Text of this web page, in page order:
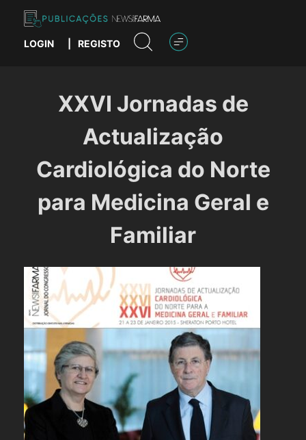
content
Publicações News Farma
LOGIN REGISTO
XXVI Jornadas de
Actualização
Cardiológica do Norte
para Medicina Geral e
Familiar